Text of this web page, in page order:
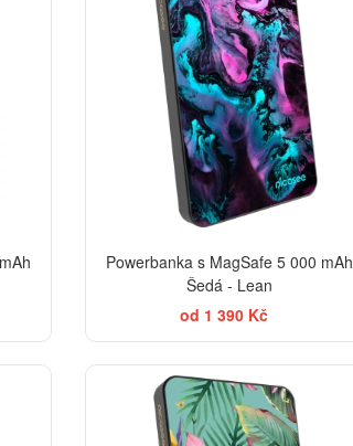
Powerbanka s MagSafe 5 000 mAh
Šedá - Lean
od 1 390 Kč